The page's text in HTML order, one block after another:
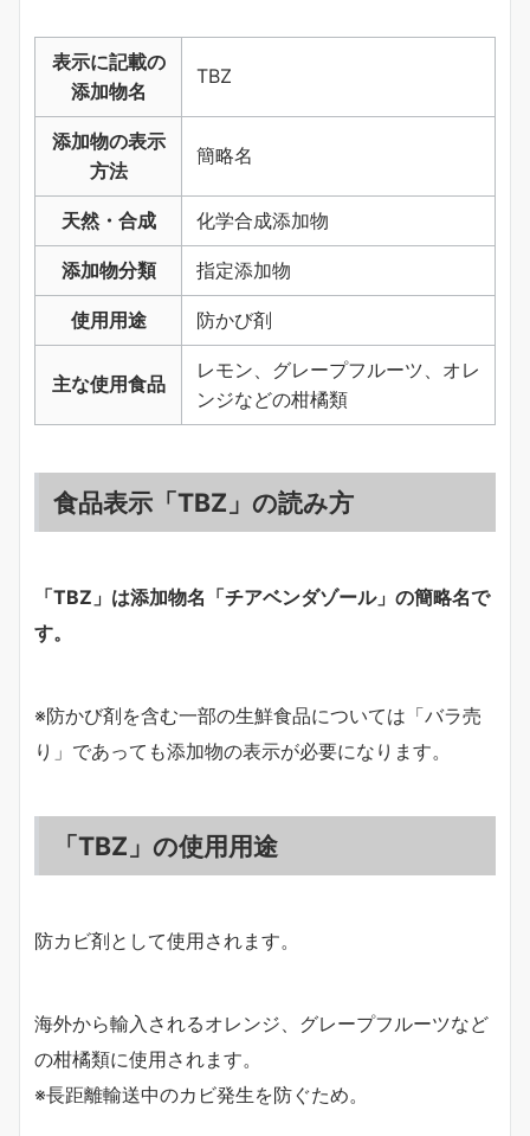
表示に記載の
添加物名
TBZ
添加物の表示
方法
簡略名
天然・合成 化学合成添加物
添加物分類 指定添加物
使用用途 防かび剤
主な使用食品
レモン、グレープフルーツ、オレ
ンジなどの柑橘類
食品表示「TBZ」の読み方
「TBZ」は添加物名「チアベンダゾール」の簡略名で
す。
※防かび剤を含む一部の生鮮食品については「バラ売
り」であっても添加物の表示が必要になります。
「TBZ」の使用用途
防カビ剤として使用されます。
海外から輸入されるオレンジ、グレープフルーツなど
の柑橘類に使用されます。
※長距離輸送中のカビ発生を防ぐため。